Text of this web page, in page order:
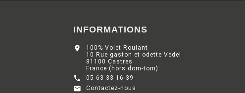
INFORMATIONS

100% Volet Roulant
10 Rue gaston et odette Vedel
81100 Castres
France (hors dom-tom)
 05 63 33 16 39
 Contactez-nous